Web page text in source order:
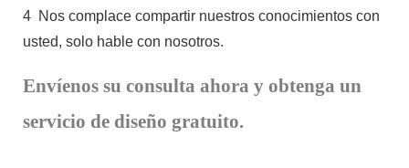
4 Nos complace compartir nuestros conocimientos con
usted, solo hable con nosotros.
Envíenos su consulta ahora y obtenga un
servicio de diseño gratuito.